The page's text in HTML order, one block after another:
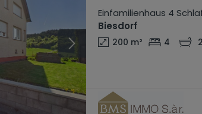
Einfamilienhaus 4
Biesdorf
200 m² 4 2